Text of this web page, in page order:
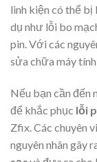
linh kiện có thể bị
dụ như lỗi bo
pin. Với các
sửa chữa máy
Nếu bạn cần đến
để khắc phục lỗi
Zfix. Các chuyên
nguyên nhân gây